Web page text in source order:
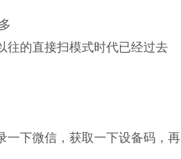
往的直接扫模式时代已经过去
下微信，获取一下设备码，再